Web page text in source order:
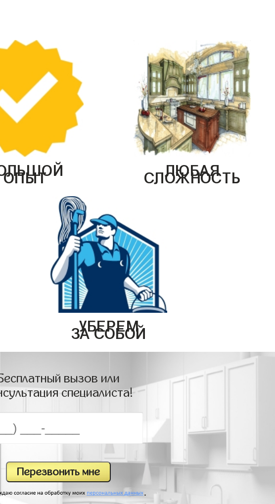
ОПЫТ ЛЮБАЯ
СЛОЖНОСТЬ
УБЕРЕМ
ЗА СОБОЙ
вызов или
специалиста!
.